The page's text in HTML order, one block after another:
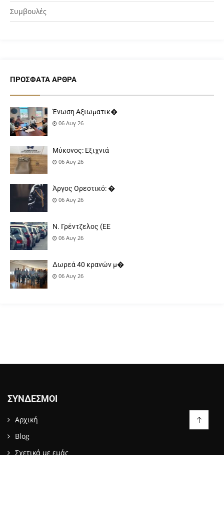
Συμβουλές
ΠΡΌΣΦΑΤΑ ΆΡΘΡΑ
Ένωση Αξιωματικ�
06 Αυγ 26
Μύκονος: Εξιχνιά
06 Αυγ 26
Άργος Ορεστικό: �
06 Αυγ 26
Ν. Γρέντζελος (ΕΕ
06 Αυγ 26
Δωρεά 40 κρανών μ�
06 Αυγ 26
ΣΎΝΔΕΣΜΟΙ
Αρχική
Blog
Σχετικά με εμάς